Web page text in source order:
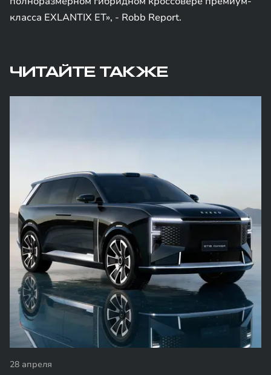
класса EXLANTIX ET», - Robb Report.
ЧИТАЙТЕ ТАКЖЕ
28 апреля